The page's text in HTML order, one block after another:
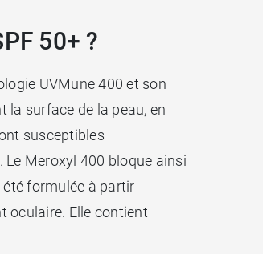
50+ ?
UVMune 400 et son
la surface de la peau, en
susceptibles
Le Meroxyl 400 bloque ainsi
formulée à partir
oculaire. Elle contient